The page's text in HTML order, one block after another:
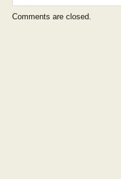
Comments are closed.